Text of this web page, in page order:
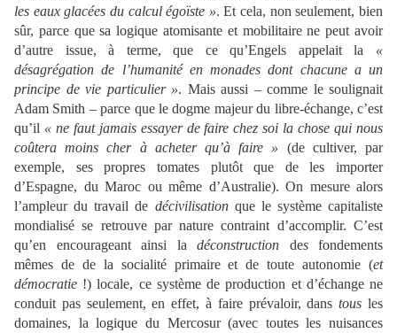
les eaux glacées du calcul égoïste ». Et cela, non seulement, bien
sûr, parce que sa logique atomisante et mobilitaire ne peut avoir
d’autre issue, à terme, que ce qu’Engels appelait la «
désagrégation de l’humanité en monades dont chacune a un
principe de vie particulier ». Mais aussi – comme le soulignait
Adam Smith – parce que le dogme majeur du libre-échange, c’est
qu’il « ne faut jamais essayer de faire chez soi la chose qui nous
coûtera moins cher à acheter qu’à faire » (de cultiver, par
exemple, ses propres tomates plutôt que de les importer
d’Espagne, du Maroc ou même d’Australie). On mesure alors
l’ampleur du travail de décivilisationque le système capitaliste
mondialisé se retrouve par nature contraint d’accomplir. C’est
qu’en encourageant ainsi la déconstruction des fondements
mêmes de de la socialité primaire et de toute autonomie (et
démocratie !) locale, ce système de production et d’échange ne
conduit pas seulement, en effet, à faire prévaloir, danstousles
domaines, la logique du Mercosur (avec toutes les nuisances